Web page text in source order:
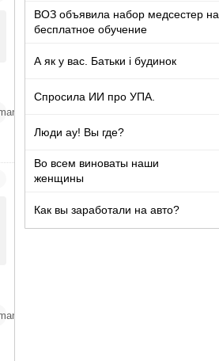
ВОЗ объявила набор медсестер на
бесплатное обучение
А як у вас. Батьки і будинок
Спросила ИИ про УПА.
Люди ау! Вы где?
Во всем виноваты наши
женщины
Как вы заработали на авто?